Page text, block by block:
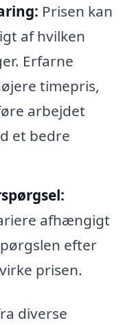
Prisen kan
af hvilken
Erfarne
timepris,
arbejdet
et bedre
afhængigt
efter
prisen.
diverse